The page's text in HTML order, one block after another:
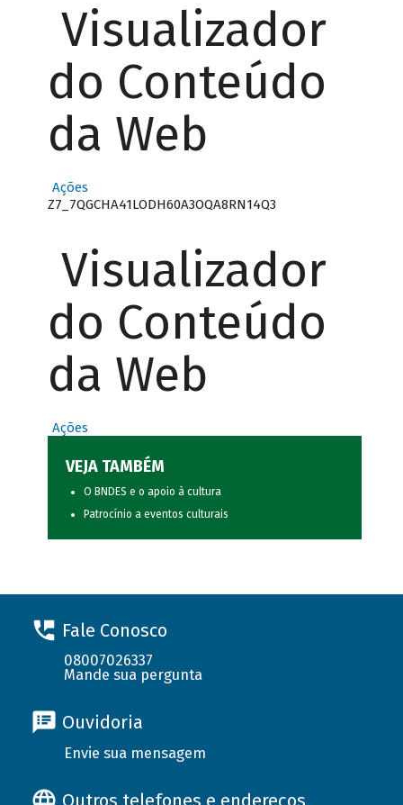
Visualizador
do Conteúdo
da Web
Ações
Z7_7QGCHA41LODH60A3OQA8RN14Q3
Visualizador
do Conteúdo
da Web
Ações
VEJA TAMBÉM
O BNDES e o apoio à cultura
Patrocínio a eventos culturais
Fale Conosco
08007026337
Mande sua pergunta
Ouvidoria
Envie sua mensagem
Outros telefones e endereços